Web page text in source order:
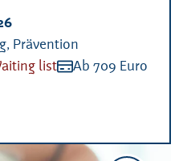
Prävention
listKosten:
Ab 709 Euro